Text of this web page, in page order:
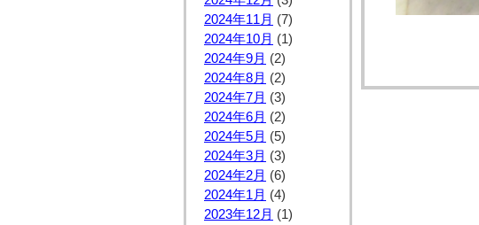
2024年11月 (7)
2024年10月 (1)
2024年9月 (2)
2024年8月 (2)
2024年7月 (3)
2024年6月 (2)
2024年5月 (5)
2024年3月 (3)
2024年2月 (6)
2024年1月 (4)
2023年12月 (1)